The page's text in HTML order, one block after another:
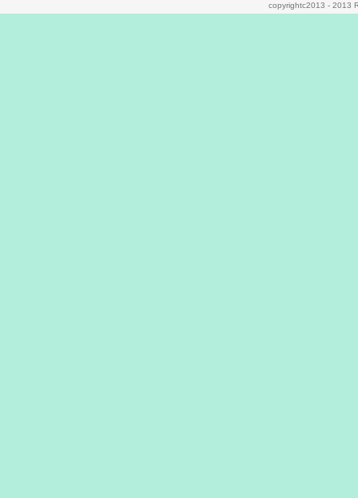
copyrightc2013 - 2013